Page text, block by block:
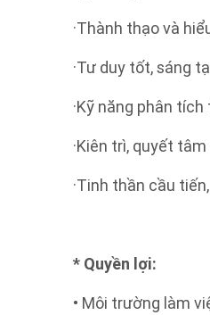
·Thành thạo và
·Tư duy tốt, sáng
·Kỹ năng phân
·Kiên trì, quyết
·Tinh thần cầu
* Quyền lợi:
• Môi trường làm